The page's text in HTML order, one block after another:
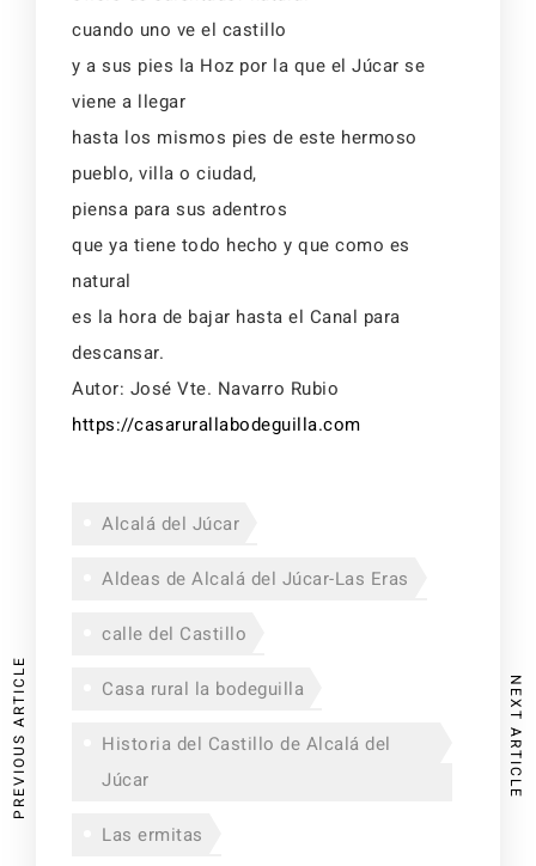
cuando uno ve el castillo
y a sus pies la Hoz por la que el Júcar se
viene a llegar
hasta los mismos pies de este hermoso
pueblo, villa o ciudad,
piensa para sus adentros
que ya tiene todo hecho y que como es
natural
es la hora de bajar hasta el Canal para
descansar.
Autor: José Vte. Navarro Rubio
https://casarurallabodeguilla.com
Alcalá del Júcar
Aldeas de Alcalá del Júcar-Las Eras
calle del Castillo
Casa rural la bodeguilla
Historia del Castillo de Alcalá del
Júcar
Las ermitas
PREVIOUS ARTICLE NEXT ARTICLE